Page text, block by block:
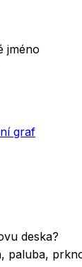
jméno
graf
deska?
paluba,